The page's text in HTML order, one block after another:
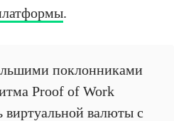
.
поклонниками
Proof of Work
виртуальной валюты с